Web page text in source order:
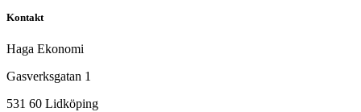
Kontakt
Haga Ekonomi
Gasverksgatan 1
531 60 Lidköping